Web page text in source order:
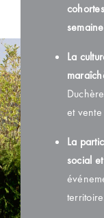
La
et
La
social